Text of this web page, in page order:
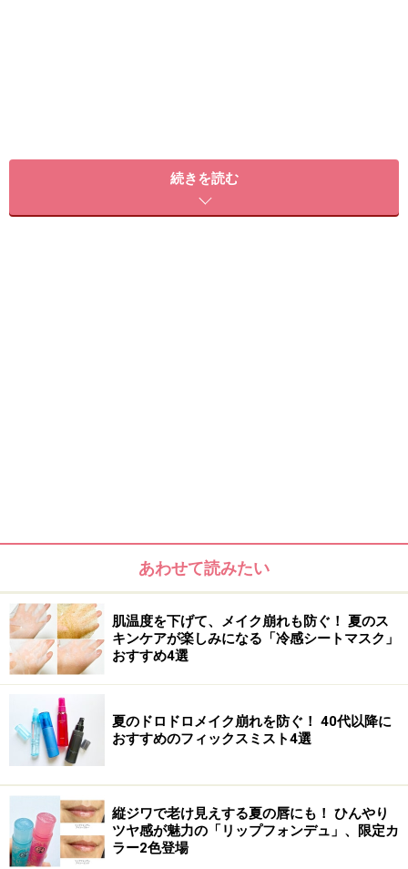
先に頭皮を乾かしてから、次に毛先を！簡
２ 次に髪の中間から毛先を乾かして。
クセの出やすい耳周りの髪を前に引っ張り、指でクルク
続きを読む
あわせて読みたい
肌温度を下げて、メイク崩れも防ぐ！ 夏のス
キンケアが楽しみになる「冷感シートマスク」
おすすめ4選
夏のドロドロメイク崩れを防ぐ！ 40代以降に
おすすめのフィックスミスト4選
縦ジワで老け見えする夏の唇にも！ ひんやり
ツヤ感が魅力の「リップフォンデュ」、限定カ
ラー2色登場